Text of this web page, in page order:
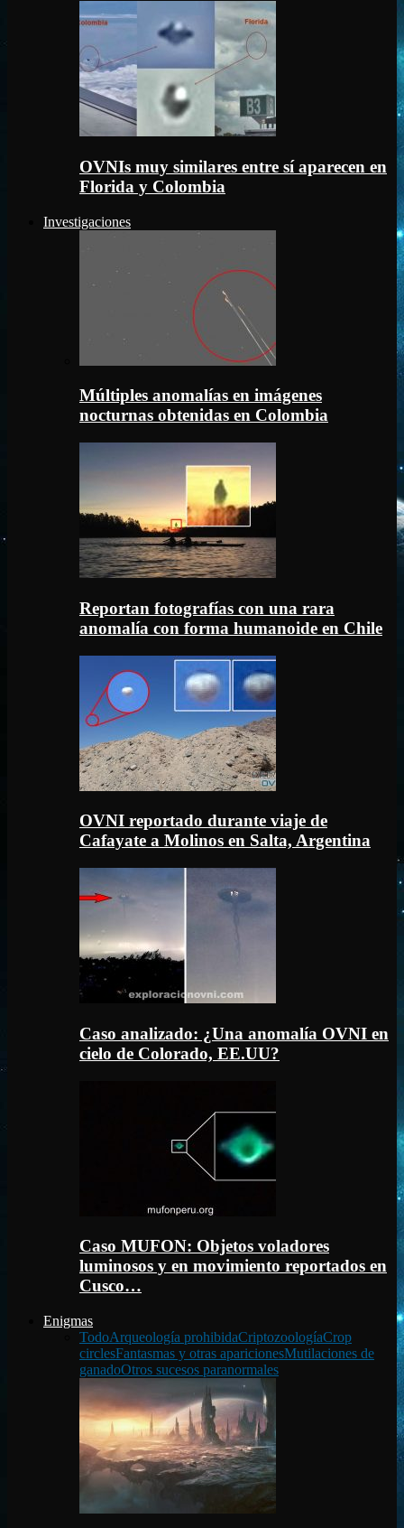
OVNIs muy similares entre sí aparecen en
Florida y Colombia
Investigaciones
Múltiples anomalías en imágenes
nocturnas obtenidas en Colombia
Reportan fotografías con una rara
anomalía con forma humanoide en Chile
OVNI reportado durante viaje de
Cafayate a Molinos en Salta, Argentina
Caso analizado: ¿Una anomalía OVNI en
cielo de Colorado, EE.UU?
Caso MUFON: Objetos voladores
luminosos y en movimiento reportados en
Cusco…
Enigmas
TodoArqueología prohibidaCriptozoologíaCrop
circlesFantasmas y otras aparicionesMutilaciones de
ganadoOtros sucesos paranormales